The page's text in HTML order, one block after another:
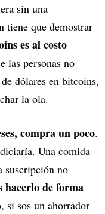
sin una
tiene que demostrar
es al costo
las personas no
dólares en bitcoins,
la ola.
compra un poco.
Una comida
suscripción no
hacerlo de forma
si sos un ahorrador